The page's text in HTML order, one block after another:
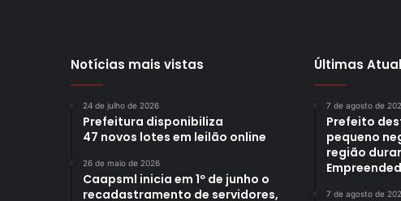
Notícias mais vistas
24 de julho de 2026
Prefeitura disponibiliza
47 novos lotes em leilão online
26 de maio de 2026
Caapsml inicia em 1º de junho o
recadastramento de servidores,
Últimas
7 de agosto de
Prefeito
pequeno
região
7 de agosto de